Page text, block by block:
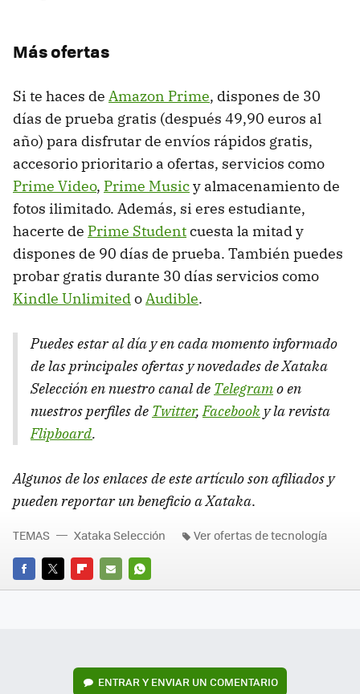
Más ofertas
Si te haces de Amazon Prime, dispones de 30
días de prueba gratis (después 49,90 euros al
año) para disfrutar de envíos rápidos gratis,
accesorio prioritario a ofertas, servicios como
Prime Video, Prime Musicy almacenamiento de
fotos ilimitado. Además, si eres estudiante,
hacerte de Prime Studentcuesta la mitad y
dispones de 90 días de prueba. También puedes
probar gratis durante 30 días servicios como
Kindle UnlimitedoAudible.
Puedes estar al día y en cada momento informado
de las principales ofertas y novedades de Xataka
Selección en nuestro canal de Telegramo en
nuestros perfiles de Twitter,Facebook y la revista
Flipboard.
Algunos de los enlaces de este artículo son afiliados y
pueden reportar un beneficio a Xataka.
FACEBOOK
TWITTERFLIPBOARD
E-
WHATSAPP
TEMAS Xataka Selección Ver ofertas de tecnología
ENTRAR Y ENVIAR UN COMENTARIO